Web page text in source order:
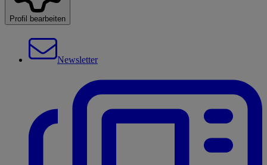
Profil bearbeiten
Newsletter